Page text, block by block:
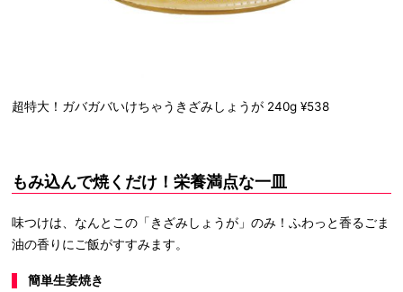
超特大！ガバガバいけちゃうきざみしょうが 240g ¥538
もみ込んで焼くだけ！栄養満点な一皿
味つけは、なんとこの「きざみしょうが」のみ！ふわっと香るごま
油の香りにご飯がすすみます。
簡単生姜焼き